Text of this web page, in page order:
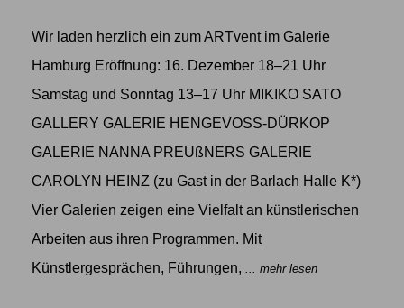
Wir laden herzlich ein zum ARTvent im Galerie
Hamburg Eröffnung: 16. Dezember 18–21 Uhr
Samstag und Sonntag 13–17 Uhr MIKIKO SATO
GALLERY GALERIE HENGEVOSS-DÜRKOP
GALERIE NANNA PREUßNERS GALERIE
CAROLYN HEINZ (zu Gast in der Barlach Halle K*)
Vier Galerien zeigen eine Vielfalt an künstlerischen
Arbeiten aus ihren Programmen. Mit
Künstlergesprächen, Führungen, ... mehr lesen